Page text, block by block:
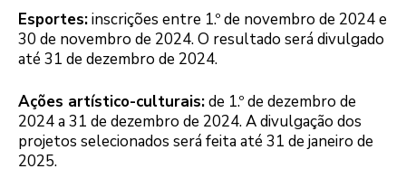
Esportes:inscrições entre 1.º de novembro de 2024 e
30 de novembro de 2024. O resultado será divulgado
até 31 de dezembro de 2024.
Ações artístico-culturais:de 1.º de dezembro de
2024 a 31 de dezembro de 2024. A divulgação dos
projetos selecionados será feita até 31 de janeiro de
2025.